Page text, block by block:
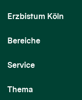
Erzbistum Köln
Bereiche
Service
Thema